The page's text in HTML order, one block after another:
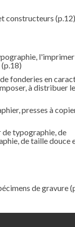
constructeurs (p.12)
(p.18)
fonderies en
à distribuer
presses à
de typographie, de
de taille douce
de gravure